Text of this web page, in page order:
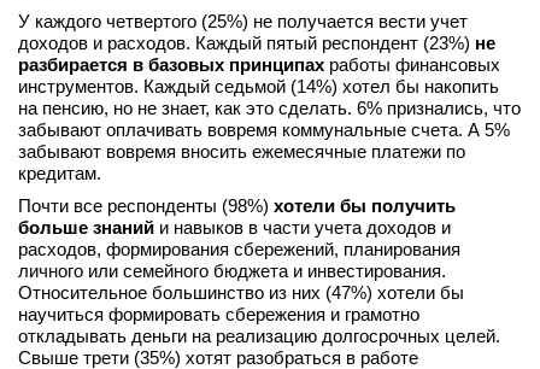
У каждого четвертого (25%) не получается вести учет
доходов и расходов. Каждый пятый респондент (23%) не
разбирается в базовых принципах работы финансовых
инструментов. Каждый седьмой (14%) хотел бы накопить
на пенсию, но не знает, как это сделать. 6% признались, что
забывают оплачивать вовремя коммунальные счета. А 5%
забывают вовремя вносить ежемесячные платежи по
кредитам.
Почти все респонденты (98%) хотели бы получить
больше знаний и навыков в части учета доходов и
расходов, формирования сбережений, планирования
личного или семейного бюджета и инвестирования.
Относительное большинство из них (47%) хотели бы
научиться формировать сбережения и грамотно
откладывать деньги на реализацию долгосрочных целей.
Свыше трети (35%) хотят разобраться в работе